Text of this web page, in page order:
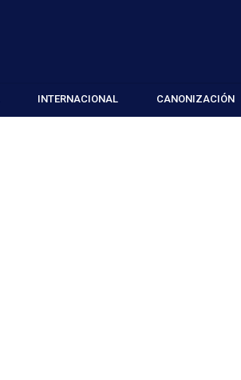
INTERNACIONAL CANONIZACIÓN